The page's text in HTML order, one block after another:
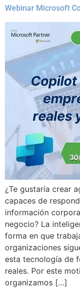
Webinar Microsoft
¿Te gustaría crear
capaces de
información
negocio? La
forma en que
organizaciones
esta tecnología de
reales. Por este
organizamos […]